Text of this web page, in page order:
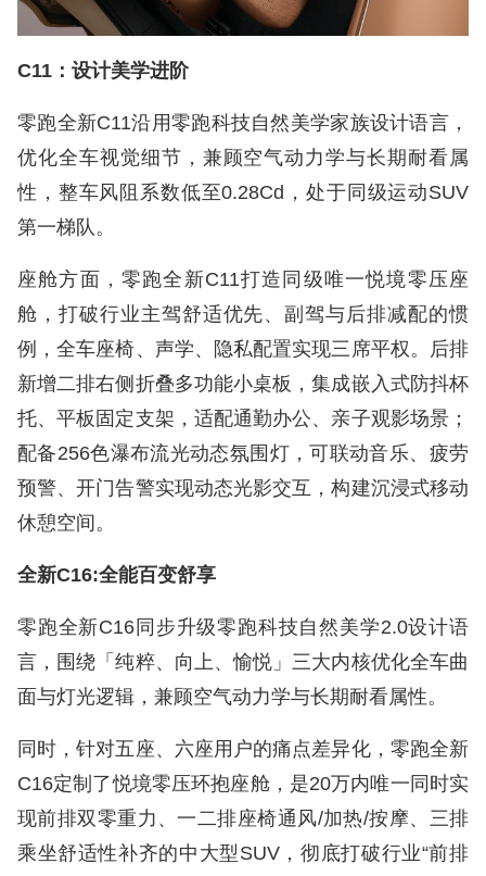
C11：设计美学进阶
零跑全新C11沿用零跑科技自然美学家族设计语言，
优化全车视觉细节，兼顾空气动力学与长期耐看属
性，整车风阻系数低至0.28Cd，处于同级运动SUV
第一梯队。
座舱方面，零跑全新C11打造同级唯一悦境零压座
舱，打破行业主驾舒适优先、副驾与后排减配的惯
例，全车座椅、声学、隐私配置实现三席平权。后排
新增二排右侧折叠多功能小桌板，集成嵌入式防抖杯
托、平板固定支架，适配通勤办公、亲子观影场景；
配备256色瀑布流光动态氛围灯，可联动音乐、疲劳
预警、开门告警实现动态光影交互，构建沉浸式移动
休憩空间。
全新C16:全能百变舒享
零跑全新C16同步升级零跑科技自然美学2.0设计语
言，围绕「纯粹、向上、愉悦」三大内核优化全车曲
面与灯光逻辑，兼顾空气动力学与长期耐看属性。
同时，针对五座、六座用户的痛点差异化，零跑全新
C16定制了悦境零压环抱座舱，是20万内唯一同时实
现前排双零重力、一二排座椅通风/加热/按摩、三排
乘坐舒适性补齐的中大型SUV，彻底打破行业“前排